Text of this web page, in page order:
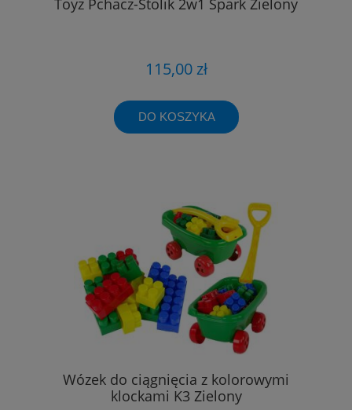
Toyz Pchacz-Stolik 2w1 Spark Zielony
115,00 zł
DO KOSZYKA
Wózek do ciągnięcia z kolorowymi
klockami K3 Zielony